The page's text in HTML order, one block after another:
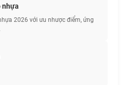
nhựa
2026 với ưu nhược điểm, ứng